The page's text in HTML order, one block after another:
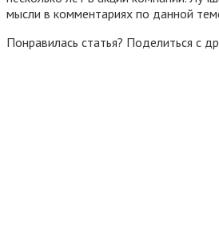
мысли в комментариях по данной
Понравилась статья? Поделиться с